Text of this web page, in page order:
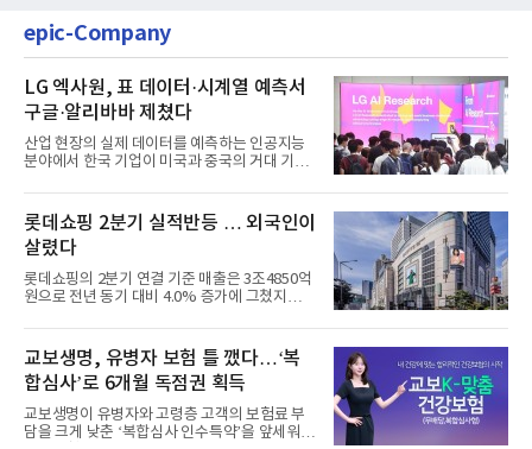
epic-Company
LG 엑사원, 표 데이터·시계열 예측서
구글·알리바바 제쳤다
산업 현장의 실제 데이터를 예측하는 인공지능
분야에서 한국 기업이 미국과 중국의 거대 기술
롯데쇼핑 2분기 실적반등 … 외국인이
살렸다
롯데쇼핑의 2분기 연결 기준 매출은 3조4850억
원으로 전년 동기 대비 4.0% 증가에 그쳤지만,
교보생명, 유병자 보험 틀 깼다…‘복
합심사’로 6개월 독점권 획득
교보생명이 유병자와 고령층 고객의 보험료 부
담을 크게 낮춘 ‘복합심사 인수특약’을 앞세워